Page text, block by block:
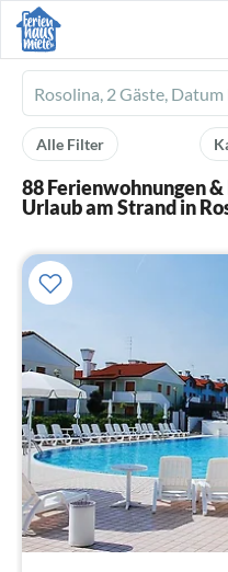
Ferienhausmiete
logo
Alle Filter
88 Ferienwohnungen
Urlaub am Strand in